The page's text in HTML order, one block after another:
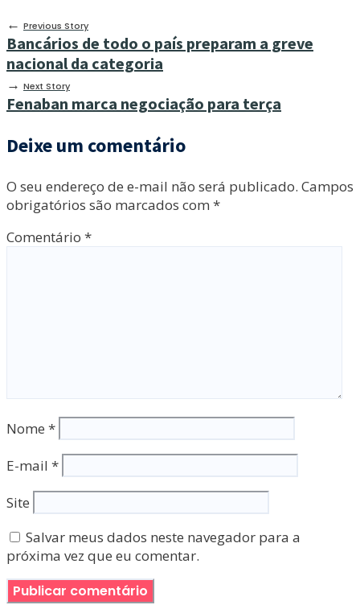
← Previous Story
Bancários de todo o país preparam a greve
nacional da categoria
→ Next Story
Fenaban marca negociação para terça
Deixe um comentário
O seu endereço de e-mail não será publicado. Campos
obrigatórios são marcados com *
Comentário *
Nome *
E-mail *
Site
Salvar meus dados neste navegador para a
próxima vez que eu comentar.